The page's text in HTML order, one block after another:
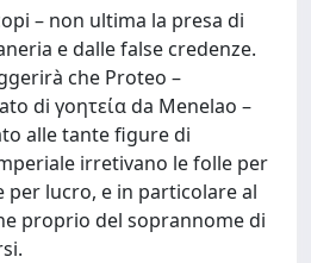
– non ultima la presa di
e dalle false credenze.
che Proteo –
di γοητεία da Menelao –
alle tante figure di
irretivano le folle per
per lucro, e in particolare al
proprio del soprannome di